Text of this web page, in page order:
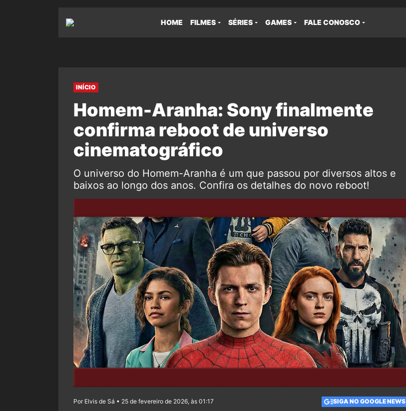
HOME FILMES SÉRIES GAMES FALE CONOSCO
INÍCIO
Homem-Aranha: Sony finalmente
confirma reboot de universo
cinematográfico
O universo do Homem-Aranha é um que passou por diversos altos e
baixos ao longo dos anos. Confira os detalhes do novo reboot!
Por Elvis de Sá • 25 de fevereiro de 2026, às 01:17 SIGA NO GOOGLE NEWS